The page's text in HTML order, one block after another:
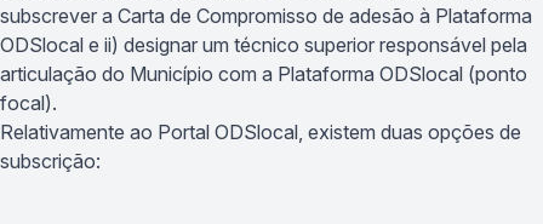
subscrever a Carta de Compromisso de adesão à Plataforma
ODSlocal e ii) designar um técnico superior responsável pela
articulação do Município com a Plataforma ODSlocal (ponto
focal).
Relativamente ao Portal ODSlocal, existem duas opções de
subscrição: